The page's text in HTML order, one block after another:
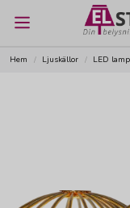
Hem Ljuskällor LED